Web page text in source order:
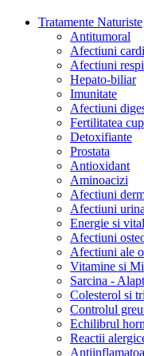
Tratamente Naturiste
Antitumoral
Afectiuni
Afectiuni
Hepato-biliar
Imunitate
Afectiuni
Fertilitatea
Detoxifiante
Prostata
Antioxidant
Aminoacizi
Afectiuni
Afectiuni
Energie si
Afectiuni
Afectiuni ale
Vitamine si
Sarcina -
Colesterol si
Controlul
Echilibrul
Reactii